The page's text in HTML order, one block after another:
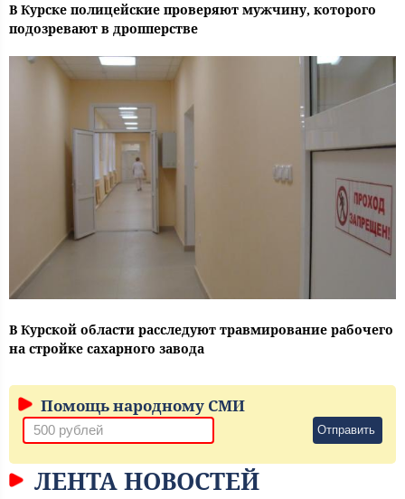
В Курске полицейские проверяют мужчину, которого
подозревают в дропперстве
В Курской области расследуют травмирование рабочего
на стройке сахарного завода
Помощь народному СМИ
Отправить
ЛЕНТА НОВОСТЕЙ